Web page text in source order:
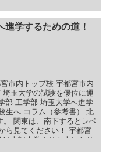
進学するための道！
市内トップ校 宇都宮市内
玉大学の試験を優位に運
部 工学部 埼玉大学へ進学
生へ コラム（参考書） 北
。 関東は、南下するとレベ
ら見てください！ 宇都宮
上記大学よりも上になり